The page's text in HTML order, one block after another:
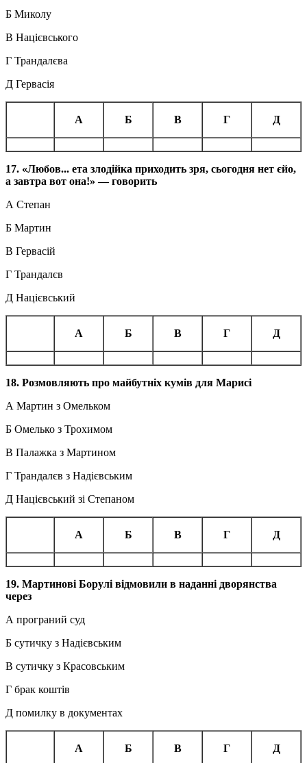
Б Миколу
В Націєвського
Г Трандалєва
Д Гервасія
А Б В Г Д
17. «Любов... ета злодійка приходить зря, сьогодня нет єйо,
а завтра вот она!»— говорить
А Степан
Б Мартин
В Гервасій
Г Трандалєв
Д Націєвський
А Б В Г Д
18. Розмовляють про майбутніх кумів для Марисі
А Мартин з Омельком
Б Омелько з Трохимом
В Палажка з Мартином
Г Трандалєв з Надієвським
Д Націєвський зі Степаном
А Б В Г Д
19. Мартинові Борулі відмовили в наданні дворянства
через
А програний суд
Б сутичку з Надієвським
В сутичку з Красовським
Г брак коштів
Д помилку в документах
А Б В Г Д